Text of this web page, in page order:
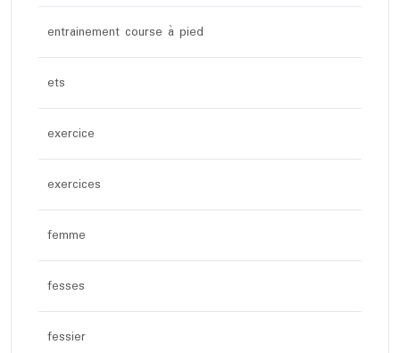
entrainement course à pied
ets
exercice
exercices
femme
fesses
fessier